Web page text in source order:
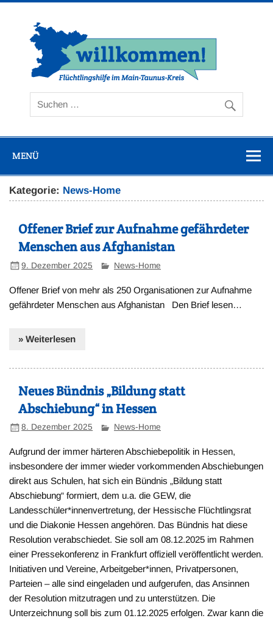
Zum
MENÜ
Kategorie: News-Home
Offener Brief zur Aufnahme gefährdeter
Menschen aus Afghanistan
9. Dezember 2025 News-Home
Offener Brief von mehr als 250 Organisationen zur Aufnahme
gefährdeter Menschen aus Afghanistan Den Brief lesen…
» Weiterlesen
Neues Bündnis „Bildung statt
Abschiebung“ in Hessen
8. Dezember 2025 News-Home
Aufgrund der immer härteren Abschiebepolitik in Hessen,
insbesondere der immer wieder vorkommenden Abschiebungen
direkt aus Schulen, hat sich ein Bündnis „Bildung statt
Abschiebung“ formiert, dem u.a. die GEW, die
Landesschüler*innenvertretung, der Hessische Flüchtlingsrat
und die Diakonie Hessen angehören. Das Bündnis hat diese
Resolution verabschiedet. Sie soll am 08.12.2025 im Rahmen
einer Pressekonferenz in Frankfurt offiziell veröffentlicht werden.
Initiativen und Vereine, Arbeitgeber*innen, Privatpersonen,
Parteien – alle sind eingeladen und aufgerufen, das Ansinnen
der Resolution mitzutragen und zu unterstützen. Die
Unterzeichnung soll bis zum 01.12.2025 erfolgen. Zwar kann die